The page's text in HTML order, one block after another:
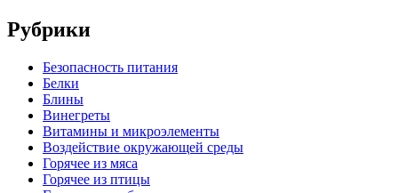
Рубрики
Безопасность питания
Белки
Блины
Винегреты
Витамины и микроэлементы
Воздействие окружающей среды
Горячее из мяса
Горячее из птицы